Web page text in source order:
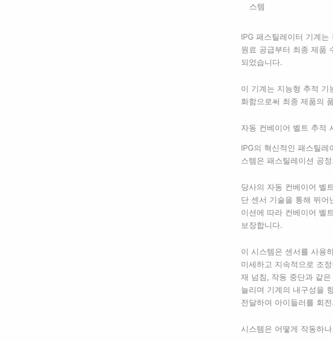
스템
IPG 패스틸레이터 기계
원료 공급부터 최종 제품
되었습니다.
이 기계는 지능형 추적 기
화함으로써 최종 제품의
자동 컨베이어 벨트 추적
IPG의 혁신적인 패스틸
스템은 패스틸레이션 공
당사의 자동 컨베이어 벨
단 센서 기술을 통해 뛰어
이션에 따라 컨베이어 벨
보장합니다.
이 시스템은 센서를 사용
미세하고 지속적으로 조
재 넘침, 작동 중단과 같
늘리며 기계의 내구성을
전달하여 아이들러를 회
시스템은 어떻게 작동하